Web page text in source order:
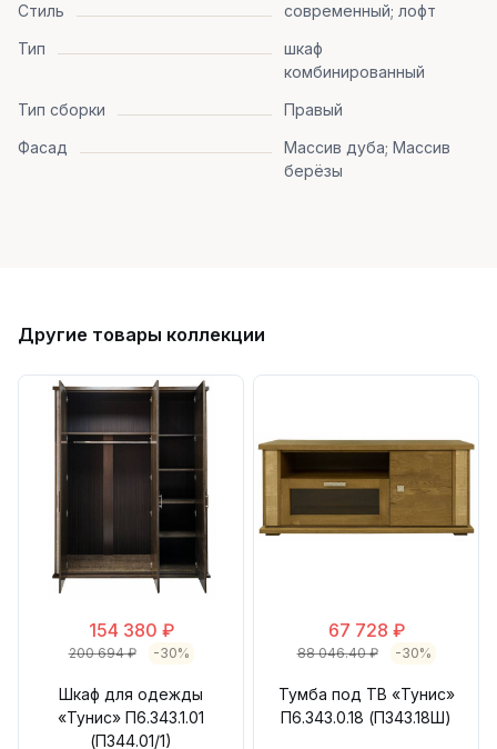
Стиль
современный; лофт
Тип
шкаф
комбинированный
Тип сборки
Правый
Фасад
Массив дуба; Массив
берёзы
Другие товары коллекции
154 380 ₽
200 694 ₽ -30%
Шкаф для одежды
«Тунис» П6.343.1.01
(П344.01/1)
67 728 ₽
88 046.40 ₽ -30%
Тумба под ТВ «Тунис»
П6.343.0.18 (П343.18Ш)